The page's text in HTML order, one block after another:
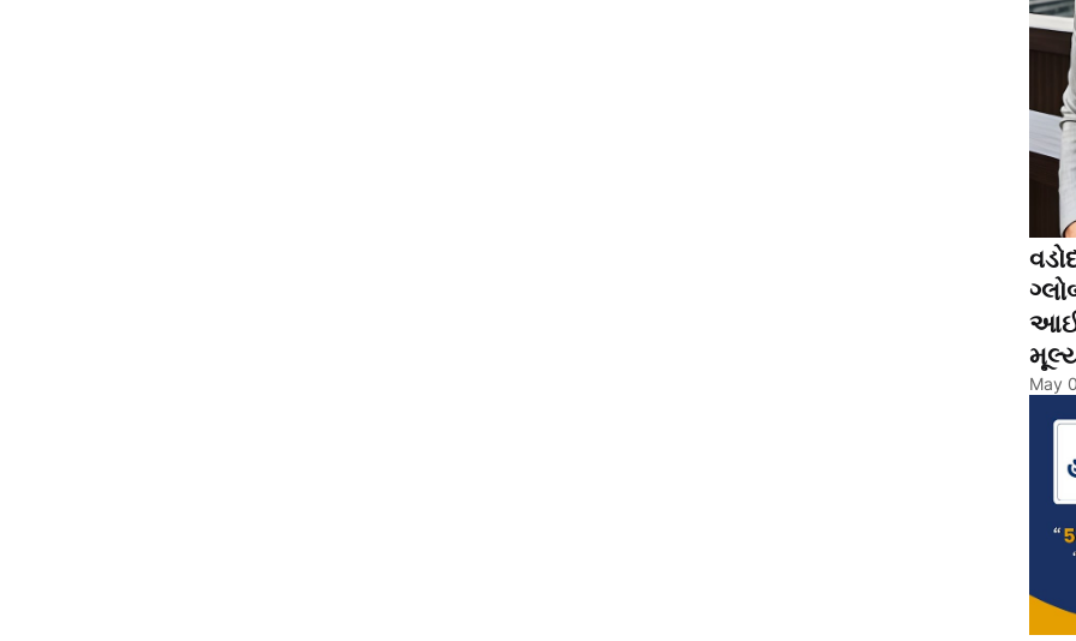
May